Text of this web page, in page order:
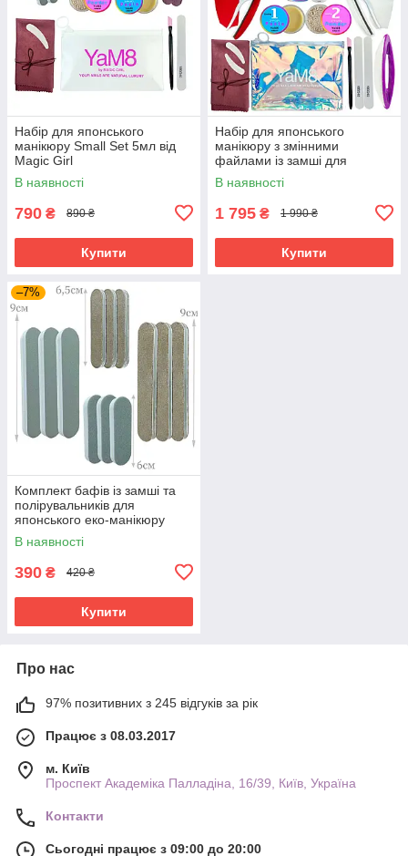
Набір для японського
манікюру Small Set 5мл від
Magic Girl
В наявності
790 ₴ 890 ₴
Купити
Набір для японського
манікюру з змінними
файлами із замші для
полірування нігтів Magic Girl
ProCare
В наявності
1 795 ₴ 1 990 ₴
Купити
–7%
Комплект бафів із замші та
полірувальників для
японського еко-манікюру
12шт
В наявності
390 ₴ 420 ₴
Купити
Про нас
97% позитивних з 245 відгуків за рік
Працює з 08.03.2017
м. Київ
Проспект Академіка Палладіна, 16/39, Київ, Україна
Контакти
Сьогодні працює з 09:00 до 20:00